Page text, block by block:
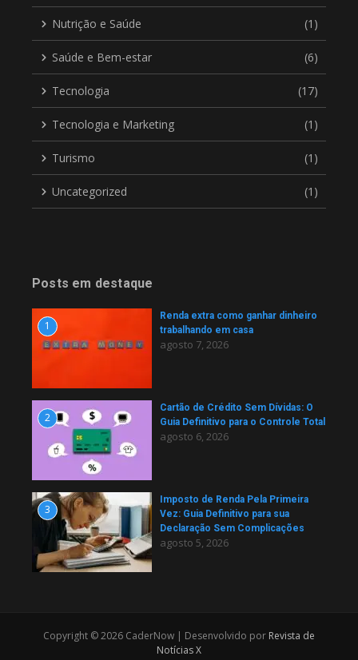
Nutrição e Saúde (1)
Saúde e Bem-estar (6)
Tecnologia (17)
Tecnologia e Marketing (1)
Turismo (1)
Uncategorized (1)
Posts em destaque
1
Renda extra como ganhar dinheiro
trabalhando em casa
agosto 7, 2026
2
Cartão de Crédito Sem Dívidas: O
Guia Definitivo para o Controle Total
agosto 6, 2026
3
Imposto de Renda Pela Primeira
Vez: Guia Definitivo para sua
Declaração Sem Complicações
agosto 5, 2026
Copyright © 2026 CaderNow | Desenvolvido por Revista de
Notícias X